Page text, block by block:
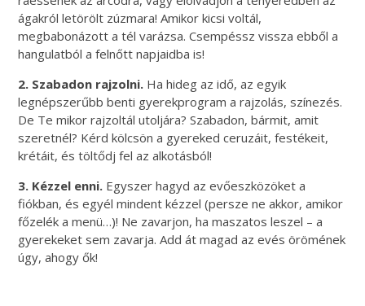
ágakról letörölt zúzmara! Amikor kicsi voltál,
megbabonázott a tél varázsa. Csempéssz vissza ebből a
hangulatból a felnőtt napjaidba is!
2. Szabadon rajzolni. Ha hideg az idő, az egyik
legnépszerűbb benti gyerekprogram a rajzolás, színezés.
De Te mikor rajzoltál utoljára? Szabadon, bármit, amit
szeretnél? Kérd kölcsön a gyereked ceruzáit, festékeit,
krétáit, és töltődj fel az alkotásból!
3. Kézzel enni. Egyszer hagyd az evőeszközöket a
fiókban, és egyél mindent kézzel (persze ne akkor, amikor
főzelék a menü…)! Ne zavarjon, ha maszatos leszel – a
gyerekeket sem zavarja. Add át magad az evés örömének
úgy, ahogy ők!